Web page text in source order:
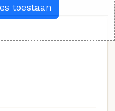
toestaan